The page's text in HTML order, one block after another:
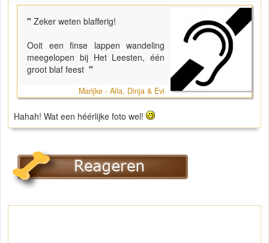
" Zeker weten blafferig!
Ooit een finse lappen wandeling
meegelopen bij Het Leesten, één
groot blaf feest "
Marijke - Aila, Dinja & Evi
Hahah! Wat een héérlijke foto wel!